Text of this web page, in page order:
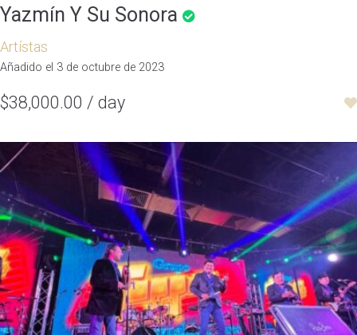
Yazmín Y Su Sonora
Artístas
Añadido el 3 de octubre de 2023
$38,000.00 / day